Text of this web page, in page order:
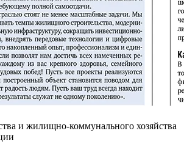
и жилищно-коммунального хозяйства